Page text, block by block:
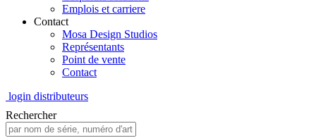
Emplois et carriere
Contact
Mosa Design Studios
Représentants
Point de vente
Contact
login distributeurs
Rechercher